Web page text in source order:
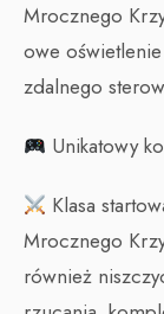
Mrocznego
owe
zdalnego
Unikatowy
Klasa
Mrocznego
również